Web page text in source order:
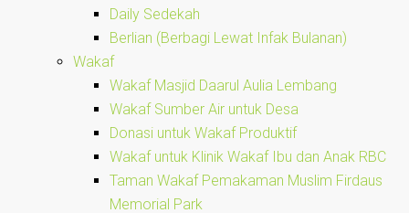
Daily Sedekah
Berlian (Berbagi Lewat Infak Bulanan)
Wakaf
Wakaf Masjid Daarul Aulia Lembang
Wakaf Sumber Air untuk Desa
Donasi untuk Wakaf Produktif
Wakaf untuk Klinik Wakaf Ibu dan Anak RBC
Taman Wakaf Pemakaman Muslim Firdaus
Memorial Park